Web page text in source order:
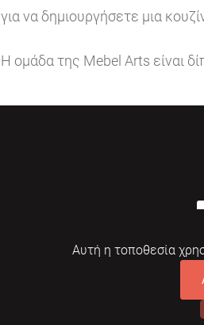
για να δημιουργήσετε μια
Η ομάδα της Mebel Arts είναι
Αυτή η τοποθεσία